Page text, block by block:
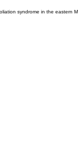
syndrome in the eastern